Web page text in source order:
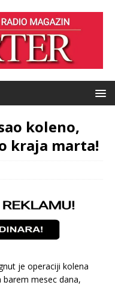
koleno,
kraja marta!
je operaciji kolena
mesec dana,